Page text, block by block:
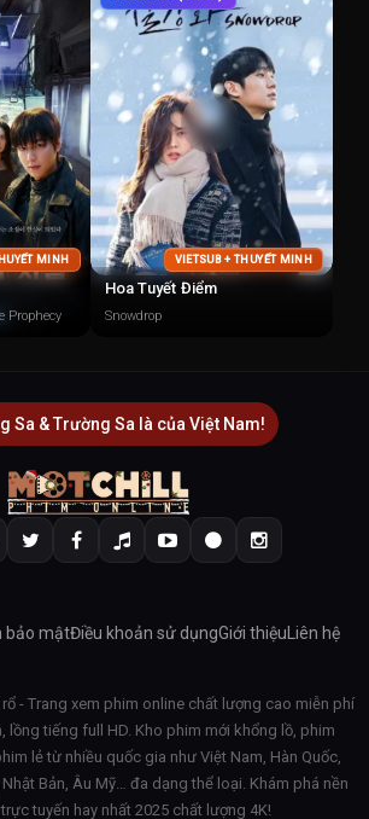
MINH
Prophecy
VIETSUB + THUYẾT MINH
Hoa Tuyết Điểm
Snowdrop
Sa & Trường Sa là của Việt Nam!
bảo mậtĐiều khoản sử dụngGiới thiệuLiên hệ
- Trang xem phim online chất lượng cao miễn phí
lồng tiếng full HD. Kho phim mới khổng lồ, phim
lẻ từ nhiều quốc gia như Việt Nam, Hàn Quốc,
Bản, Âu Mỹ… đa dạng thể loại. Khám phá nền
tuyến hay nhất 2025 chất lượng 4K!